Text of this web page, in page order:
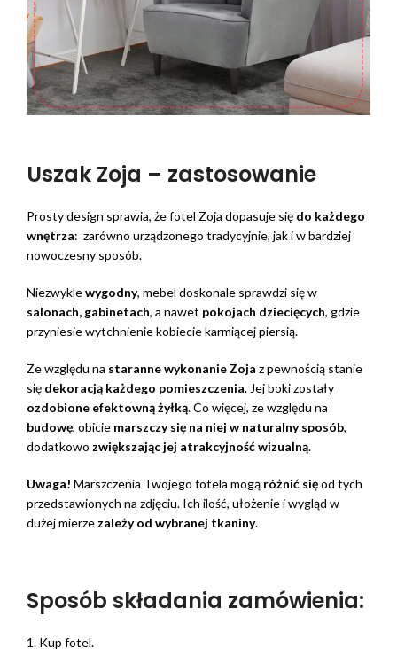
Uszak Zoja – zastosowanie
Prosty design sprawia, że fotel Zoja dopasuje się do każdego
wnętrza: zarówno urządzonego tradycyjnie, jak i w bardziej
nowoczesny sposób.
Niezwyklewygodny, mebel doskonale sprawdzi się w
salonach, gabinetach, a nawet pokojach dziecięcych, gdzie
przyniesie wytchnienie kobiecie karmiącej piersią.
Ze względu na staranne wykonanie Zoja z pewnością stanie
się dekoracją każdego pomieszczenia. Jej boki zostały
ozdobione efektowną żyłką. Co więcej, ze względu na
budowę, obicie marszczy się na niej w naturalny sposób,
dodatkowo zwiększając jej atrakcyjność wizualną.
Uwaga! Marszczenia Twojego fotela mogą różnić sięod tych
przedstawionych na zdjęciu. Ich ilość, ułożenie i wygląd w
dużej mierze zależy od wybranej tkaniny.
Sposób składania zamówienia:
1. Kup fotel.